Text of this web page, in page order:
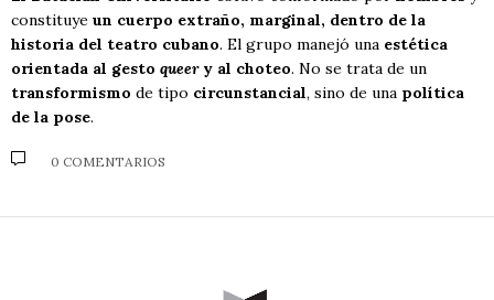
constituye un cuerpo extraño, marginal, dentro de la
historia del teatro cubano. El grupo manejó una estética
orientada al gesto queery al choteo. No se trata de un
transformismo de tipo circunstancial, sino de una política
de la pose.
0 COMENTARIOS